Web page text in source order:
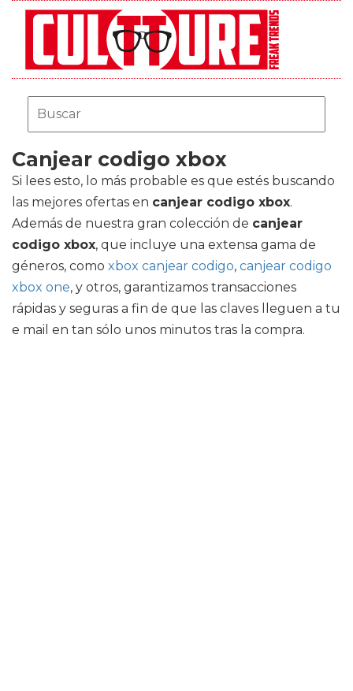
Canjear codigo xbox
Si lees esto, lo más probable es que estés buscando
las mejores ofertas en canjear codigo xbox.
Además de nuestra gran colección de canjear
codigo xbox, que incluye una extensa gama de
géneros, como xbox canjear codigo, canjear codigo
xbox one, y otros, garantizamos transacciones
rápidas y seguras a fin de que las claves lleguen a tu
e mail en tan sólo unos minutos tras la compra.